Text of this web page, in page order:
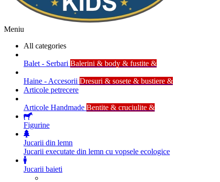
Meniu
All categories
Balet - Serbari Balerini & body & fustite &
Haine - Accesorii Dresuri & sosete & bustiere &
Articole petrecere
Articole Handmade Bentite & cruciulite &
Figurine
Jucarii din lemn
Jucarii executate din lemn cu vopsele ecologice
Jucarii baieti